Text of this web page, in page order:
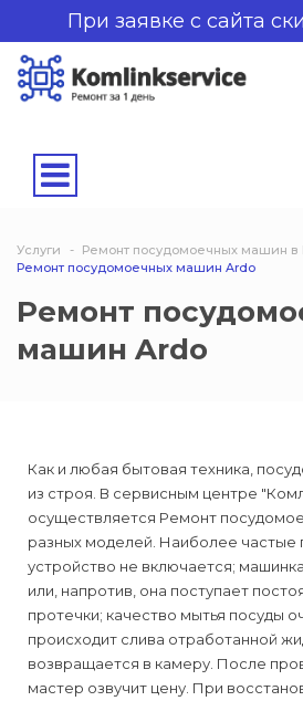
При заявке с сайта
Услуги
Ремонт посудомоечных машин в
Ремонт посудомоечных машин Ardo
Ремонт
машин Ardo
Как и любая бытовая техника,
из строя. В сервисным центре
осуществляется Ремонт
разных моделей. Наиболее
устройство не включается;
или, напротив, она поступает
протечки; качество мытья посуды
происходит слива отработанной
возвращается в камеру. После
мастер озвучит цену. При